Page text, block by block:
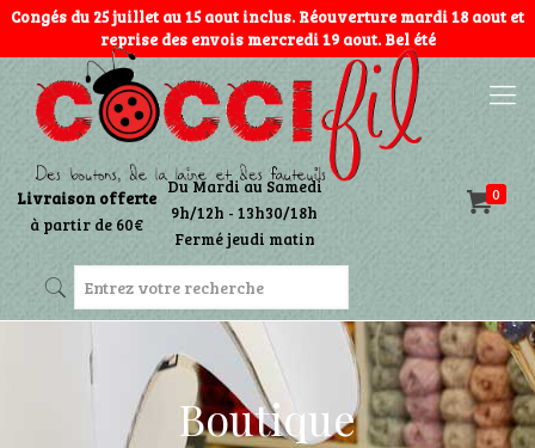
Congés du 25 juillet au 15 aout inclus. Réouverture mardi 18 aout et
reprise des envois mercredi 19 aout. Bel été
0
Livraison offerte
à partir de 60€
Du Mardi au Samedi
9h/12h - 13h30/18h
Fermé jeudi matin
Boutique